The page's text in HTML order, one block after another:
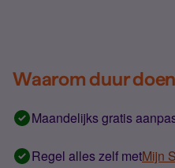
Waarom duur
Maandelijks gratis
Regel alles zelf metMijn